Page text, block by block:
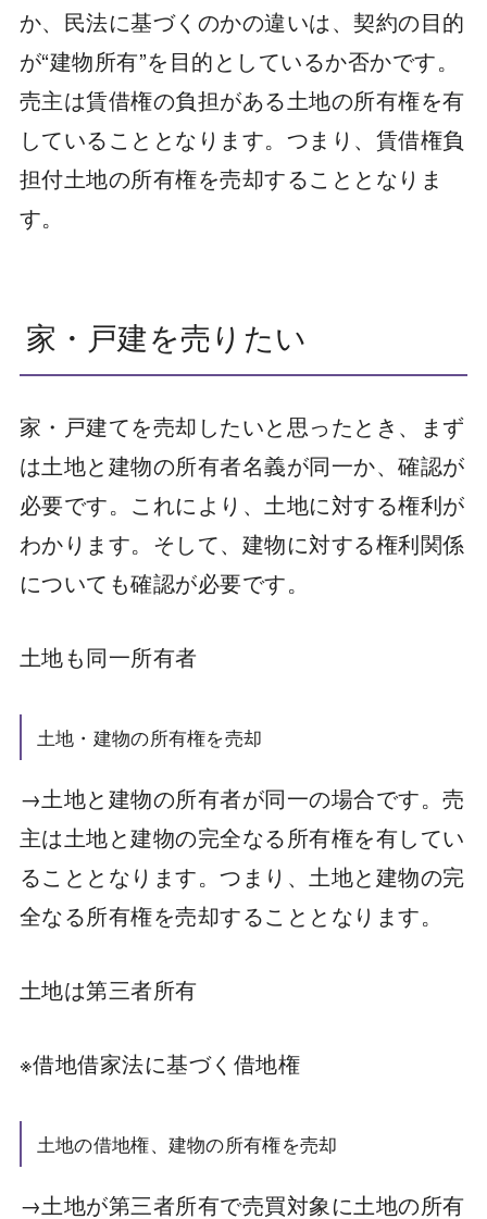
か、民法に基づくのかの違いは、契約の目的
が“建物所有”を目的としているか否かです。
売主は賃借権の負担がある土地の所有権を有
していることとなります。つまり、賃借権負
担付土地の所有権を売却することとなりま
す。
家・戸建を売りたい
家・戸建てを売却したいと思ったとき、まず
は土地と建物の所有者名義が同一か、確認が
必要です。これにより、土地に対する権利が
わかります。そして、建物に対する権利関係
についても確認が必要です。
土地も同一所有者
土地・建物の所有権を売却
→土地と建物の所有者が同一の場合です。売
主は土地と建物の完全なる所有権を有してい
ることとなります。つまり、土地と建物の完
全なる所有権を売却することとなります。
土地は第三者所有
※借地借家法に基づく借地権
土地の借地権、建物の所有権を売却
→土地が第三者所有で売買対象に土地の所有